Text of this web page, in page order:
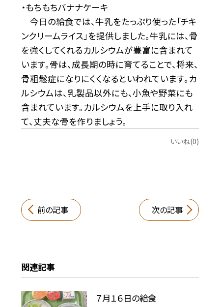
・もちもちバナナケーキ
今日の給食では、牛乳をたっぷり使った「チキ
ンクリームライス」を提供しました。牛乳には、骨
を強くしてくれるカルシウムが豊富に含まれて
います。骨は、成長期の時に育てることで、将来、
骨粗鬆症になりにくくなるといわれています。カ
ルシウムは、乳製品以外にも、小魚や野菜にも
含まれています。カルシウムを上手に取り入れ
て、丈夫な骨を作りましょう。
いいね(0)
前の記事 次の記事
関連記事
７月１６日の給食